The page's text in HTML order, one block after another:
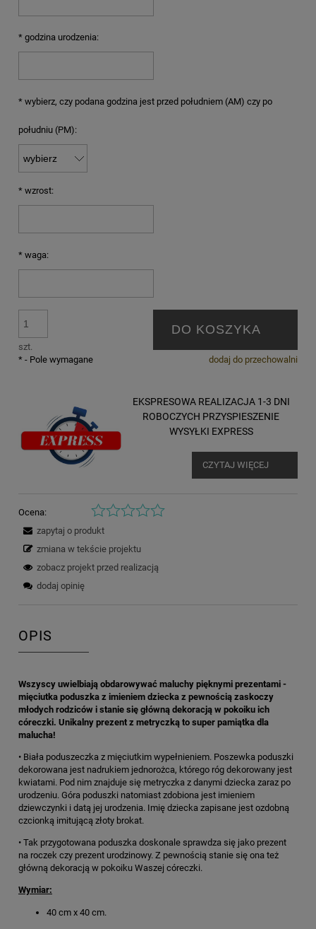
* godzina urodzenia:
* wybierz, czy podana godzina jest przed południem (AM) czy po
południu (PM):
* wzrost:
* waga:
szt.
DO KOSZYKA
dodaj do przechowalni
* - Pole wymagane
EKSPRESOWA REALIZACJA 1-3 DNI
ROBOCZYCH PRZYSPIESZENIE
WYSYŁKI EXPRESS
CZYTAJ WIĘCEJ
Ocena:
zapytaj o produkt
zmiana w tekście projektu
zobacz projekt przed realizacją
dodaj opinię
OPIS
Wszyscy uwielbiają obdarowywać maluchy pięknymi prezentami -
mięciutka poduszka z imieniem dziecka z pewnością zaskoczy
młodych rodziców i stanie się główną dekoracją w pokoiku ich
córeczki. Unikalny prezent z metryczką to super pamiątka dla
malucha!
• Biała poduszeczka z mięciutkim wypełnieniem. Poszewka poduszki
dekorowana jest nadrukiem jednorożca, którego róg dekorowany jest
kwiatami. Pod nim znajduje się metryczka z danymi dziecka zaraz po
urodzeniu. Góra poduszki natomiast zdobiona jest imieniem
dziewczynki i datą jej urodzenia. Imię dziecka zapisane jest ozdobną
czcionką imitującą złoty brokat.
• Tak przygotowana poduszka doskonale sprawdza się jako prezent
na roczek czy prezent urodzinowy. Z pewnością stanie się ona też
główną dekoracją w pokoiku Waszej córeczki.
Wymiar:
40 cm x 40 cm.